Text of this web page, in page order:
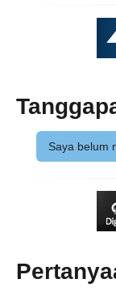
Saya belum